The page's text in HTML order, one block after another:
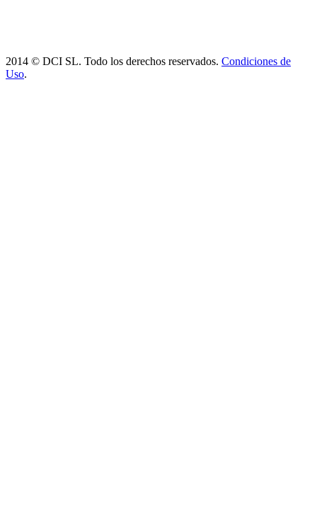
2014 © DCI SL. Todo los derechos reservados. Condiciones de
Uso.